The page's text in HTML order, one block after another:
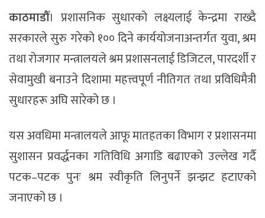
काठमाडौँ। प्रशासनिक सुधारको लक्ष्यलाई केन्द्रमा राख्दै
सरकारले सुरु गरेको १०० दिने कार्ययोजनाअन्तर्गत युवा, श्रम
तथा रोजगार मन्त्रालयले श्रम प्रशासनलाई डिजिटल, पारदर्शी र
सेवामुखी बनाउने दिशामा महत्त्वपूर्ण नीतिगत तथा प्रविधिमैत्री
सुधारहरू अघि सारेको छ ।
यस अवधिमा मन्त्रालयले आफू मातहतका विभाग र प्रशासनमा
सुशासन प्रवर्द्धनका गतिविधि अगाडि बढाएको उल्लेख गर्दै
पटक–पटक पुनः श्रम स्वीकृति लिनुपर्ने झन्झट हटाएको
जनाएको छ ।